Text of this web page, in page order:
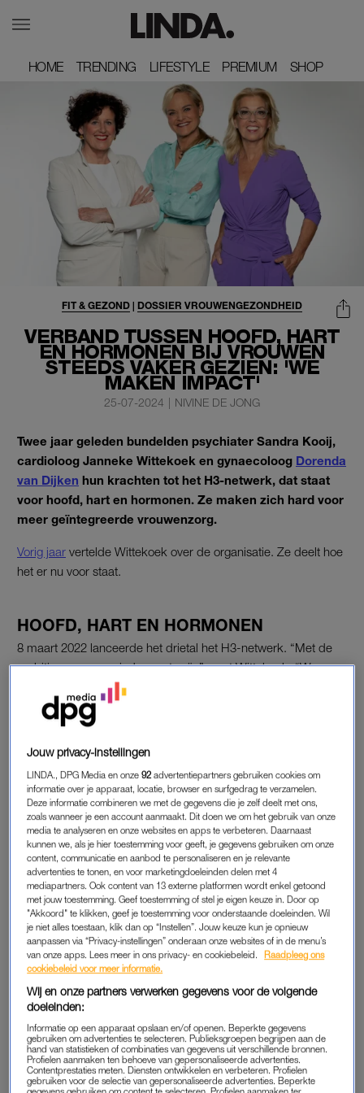
HOME
HOME TRENDING
TRENDING LIFESTYLE
LIFESTYLE PREMIUM
PREMIUM SHOP
SHOP
VERBAND TUSSEN HOOFD, HART
EN HORMONEN BIJ VROUWEN
STEEDS VAKER GEZIEN: 'WE
MAKEN IMPACT'
FIT & GEZOND | DOSSIER VROUWENGEZONDHEID
25-07-2024 | NIVINE DE JONG
Twee jaar geleden bundelden psychiater Sandra Kooij,
cardioloog Janneke Wittekoek en gynaecoloog Dorenda
van Dijken hun krachten tot het H3-netwerk, dat staat
voor hoofd, hart en hormonen. Ze maken zich hard voor
meer geïntegreerde vrouwenzorg.
Vorig jaar vertelde Wittekoek over de organisatie. Ze deelt hoe
het er nu voor staat.
HOOFD, HART EN HORMONEN
8 maart 2022 lanceerde het drietal het H3-netwerk. “Met de
ambitie om er voor iedereen te zijn”, zegt Wittekoek. “We
voelden aan de ene kant de behoefte om informatie te geven
aan ervaringsdeskundigen en aan de andere kant de ambitie
om een professioneel netwerk op te zetten.”
Hoe het daarmee gaat? “Het opzetten van een goed
professioneel netwerk is in volle gang, dus daar gaat nu onze
focus naar uit. De samenwerking tussen cardiologie,
gynaecologen, huisartsen en psychiaters is heel belangrijk. Ik
merk dat daarbij de huisarts de belangrijkste schakel is, die
kan vrouwen doorverwijzen naar beroepsgroepen. Op de
website staat een netwerkkaart met punten waar je kunt zien
welke psychiaters, huisartsen, gynaecologen, cardiologen en
andere beroepsgroepen die bij ons betrokken zijn en affiniteit
hebben met H3. Helaas zie ik dat mijn eigen beroepsgroep
nog achterloopt.”
CARDIOLOGIE
Wittekoek licht toe: “De kennis over het steeds sterkere
verband tussen hoofd, hart en hormonen is relatief nieuw. Ik
zie dat cardiologen nog niet altijd oog hebben voor zaken zoals
Jouw privacy-instellingen
LINDA., DPG Media en onze92 advertentiepartners gebruiken cookies om
informatie over je apparaat, locatie, browser en surfgedrag te verzamelen.
Deze informatie combineren we met de gegevens die je zelf deelt met ons,
zoals wanneer je een account aanmaakt. Dit doen we om het gebruik van onze
media te analyseren en onze websites en apps te verbeteren. Daarnaast
kunnen we, als je hier toestemming voor geeft, je gegevens gebruiken om onze
content, communicatie en aanbod te personaliseren en je relevante
advertenties te tonen, en voor marketingdoeleinden delen met 4
mediapartners. Ook content van 13 externe platformen wordt enkel getoond
met jouw toestemming. Geef toestemming of stel je eigen keuze in. Door op
"Akkoord" te klikken, geef je toestemming voor onderstaande doeleinden. Wil
je niet alles toestaan, klik dan op “Instellen”. Jouw keuze kun je opnieuw
aanpassen via “Privacy-instellingen” onderaan onze websites of in de menu’s
van onze apps. Lees meer in ons privacy- en cookiebeleid.
Raadpleeg ons
cookiebeleid voor meer informatie.
Wij en onze partners verwerken gegevens voor de volgende
doeleinden:
Informatie op een apparaat opslaan en/of openen. Beperkte gegevens
gebruiken om advertenties te selecteren. Publieksgroepen begrijpen aan de
hand van statistieken of combinaties van gegevens uit verschillende bronnen.
Profielen aanmaken ten behoeve van gepersonaliseerde advertenties.
Contentprestaties meten. Diensten ontwikkelen en verbeteren. Profielen
gebruiken voor de selectie van gepersonaliseerde advertenties. Beperkte